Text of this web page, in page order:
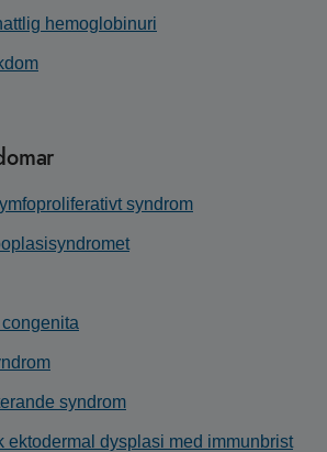
hemoglobinuri
syndrom
syndrom
ektodermal dysplasi med immunbrist